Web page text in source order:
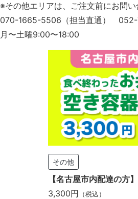
※その他エリアは、ご注文前にお問い
070-1665-5506（担当直通） 052-
月〜土曜9:00〜18:00
その他
【名古屋市内配達の方
3,300円 （税込）